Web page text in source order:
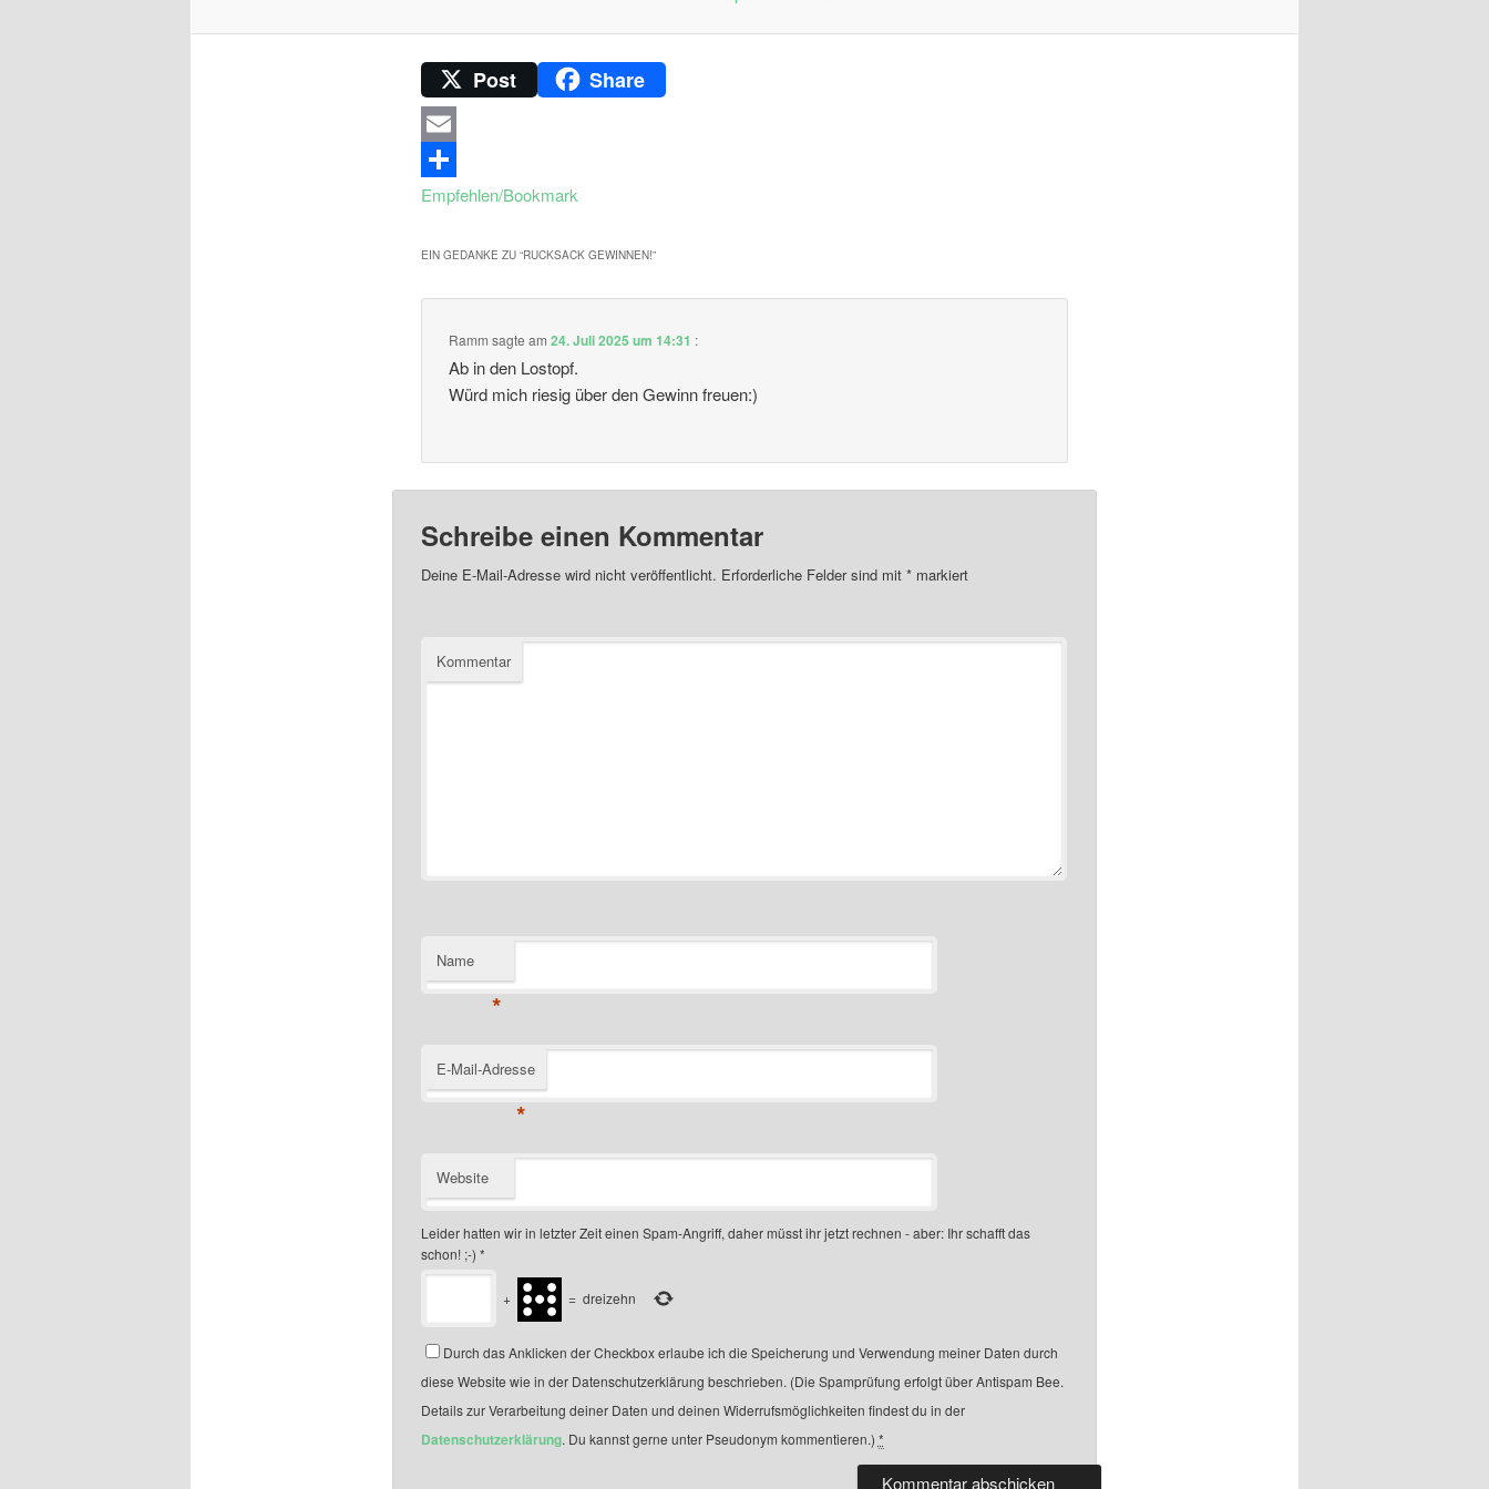
Post Share
Email
Empfehlen/Bookmark
EIN GEDANKE ZU “RUCKSACK GEWINNEN!”
Ramm sagte am24. Juli 2025 um 14:31 :
Ab in den Lostopf.
Würd mich riesig über den Gewinn freuen:)
Schreibe einen Kommentar
Deine E-Mail-Adresse wird nicht veröffentlicht. Erforderliche Felder sind mit *markiert
Kommentar
Name
*
E-Mail-Adresse
*
Website
Leider hatten wir in letzter Zeit einen Spam-Angriff, daher müsst ihr jetzt rechnen - aber: Ihr schafft das
schon! ;-) *
+ = dreizehn
Durch das Anklicken der Checkbox erlaube ich die Speicherung und Verwendung meiner Daten durch
diese Website wie in der Datenschutzerklärung beschrieben. (Die Spamprüfung erfolgt über Antispam Bee.
Details zur Verarbeitung deiner Daten und deinen Widerrufsmöglichkeiten findest du in der
Datenschutzerklärung. Du kannst gerne unter Pseudonym kommentieren.) *